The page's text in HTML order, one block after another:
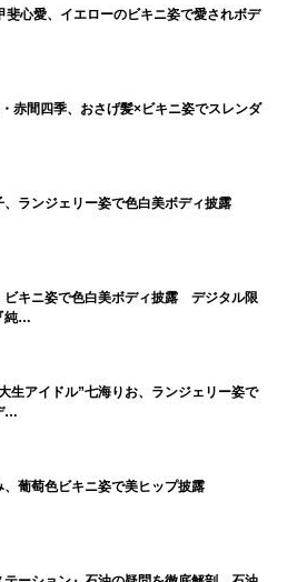
田真由 妻夫木聡
斐心愛、イエローのビキニ姿で愛されボデ
赤間四季、おさげ髪×ビキニ姿でスレンダ
、ランジェリー姿で色白美ボディ披露
ビキニ姿で色白美ボディ披露 デジタル限
純…
生アイドル”七海りお、ランジェリー姿で
…
、葡萄色ビキニ姿で美ヒップ披露